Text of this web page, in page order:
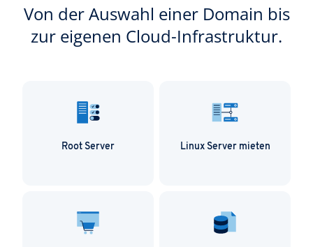
Von der Auswahl einer Domain bis
zur eigenen Cloud-Infrastruktur.
Root Server Linux Server mieten